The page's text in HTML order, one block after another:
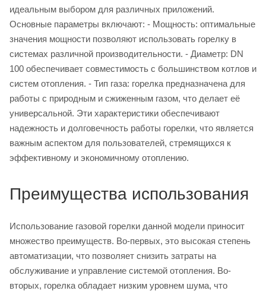
идеальным выбором для различных приложений.
Основные параметры включают: - Мощность: оптимальные
значения мощности позволяют использовать горелку в
системах различной производительности. - Диаметр: DN
100 обеспечивает совместимость с большинством котлов и
систем отопления. - Тип газа: горелка предназначена для
работы с природным и сжиженным газом, что делает её
универсальной. Эти характеристики обеспечивают
надежность и долговечность работы горелки, что является
важным аспектом для пользователей, стремящихся к
эффективному и экономичному отоплению.
Преимущества использования
Использование газовой горелки данной модели приносит
множество преимуществ. Во-первых, это высокая степень
автоматизации, что позволяет снизить затраты на
обслуживание и управление системой отопления. Во-
вторых, горелка обладает низким уровнем шума, что